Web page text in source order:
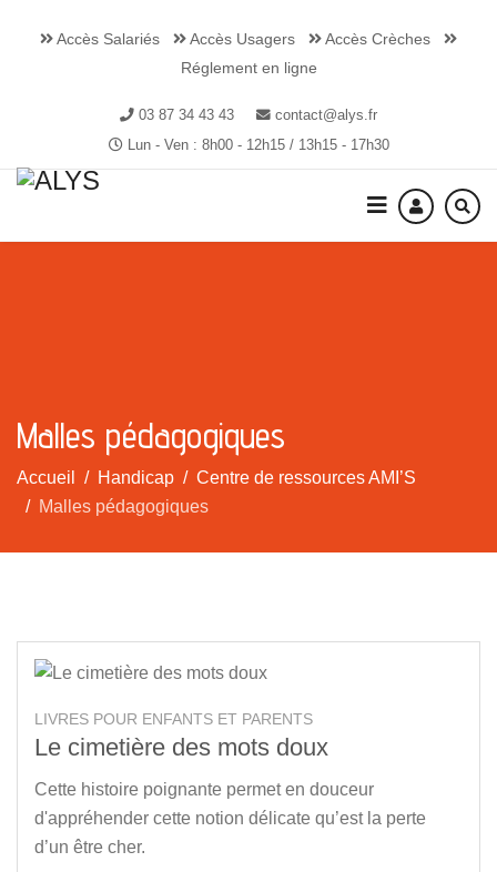
Accès Salariés Accès Usagers
Accès Crèches
Réglement en ligne
03 87 34 43 43
contact@alys.fr
Lun - Ven : 8h00 - 12h15 / 13h15 - 17h30
Malles pédagogiques
Accueil Handicap
Centre de ressources AMI’S
Malles pédagogiques
LIVRES POUR ENFANTS ET PARENTS
Le cimetière des mots doux
Cette histoire poignante permet en douceur
d'appréhender cette notion délicate qu’est la perte
d’un être cher.